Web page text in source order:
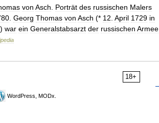
von Asch Porträt des russischen Malers
Georg Thomas von Asch (* 12 April 1729 in
.) war ein Generalstabsarzt der russischen Armee
18+
WordPress, MODx.